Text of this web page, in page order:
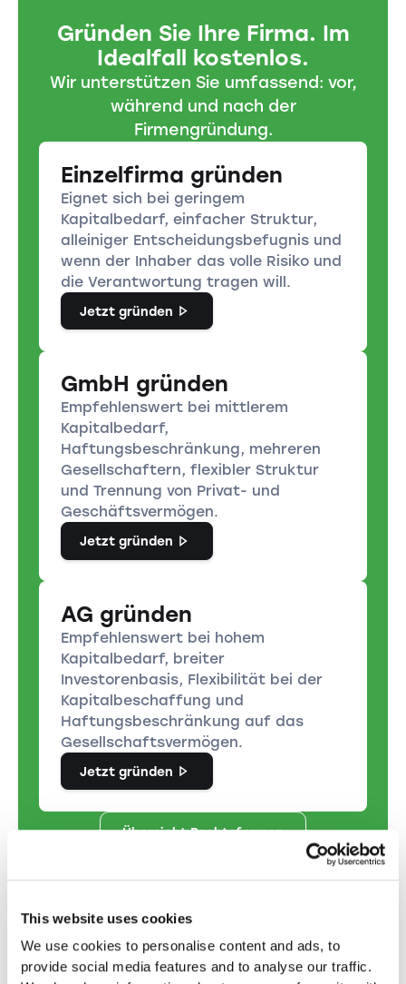
This website uses cookies
We use cookies to personalise content and ads, to
provide social media features and to analyse our traffic.
Gründen Sie Ihre Firma. Im
Idealfall kostenlos.
Wir unterstützen Sie umfassend: vor,
während und nach der
Firmengründung.
Einzelfirma gründen
Eignet sich bei geringem
Kapitalbedarf, einfacher Struktur,
alleiniger Entscheidungsbefugnis und
wenn der Inhaber das volle Risiko und
die Verantwortung tragen will.
Jetzt gründen
GmbH gründen
Empfehlenswert bei mittlerem
Kapitalbedarf,
Haftungsbeschränkung, mehreren
Gesellschaftern, flexibler Struktur
und Trennung von Privat- und
Geschäftsvermögen.
Jetzt gründen
AG gründen
Empfehlenswert bei hohem
Kapitalbedarf, breiter
Investorenbasis, Flexibilität bei der
Kapitalbeschaffung und
Haftungsbeschränkung auf das
Gesellschaftsvermögen.
Jetzt gründen
Übersicht Rechtsformen